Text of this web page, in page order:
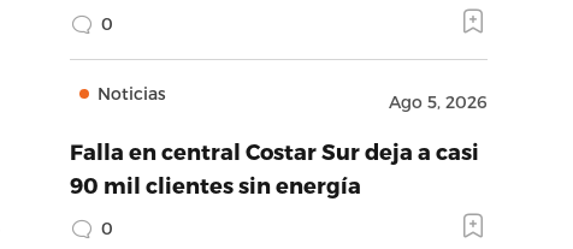
0
Noticias Ago 5, 2026
Falla en central Costar Sur deja a casi
90 mil clientes sin energía
0